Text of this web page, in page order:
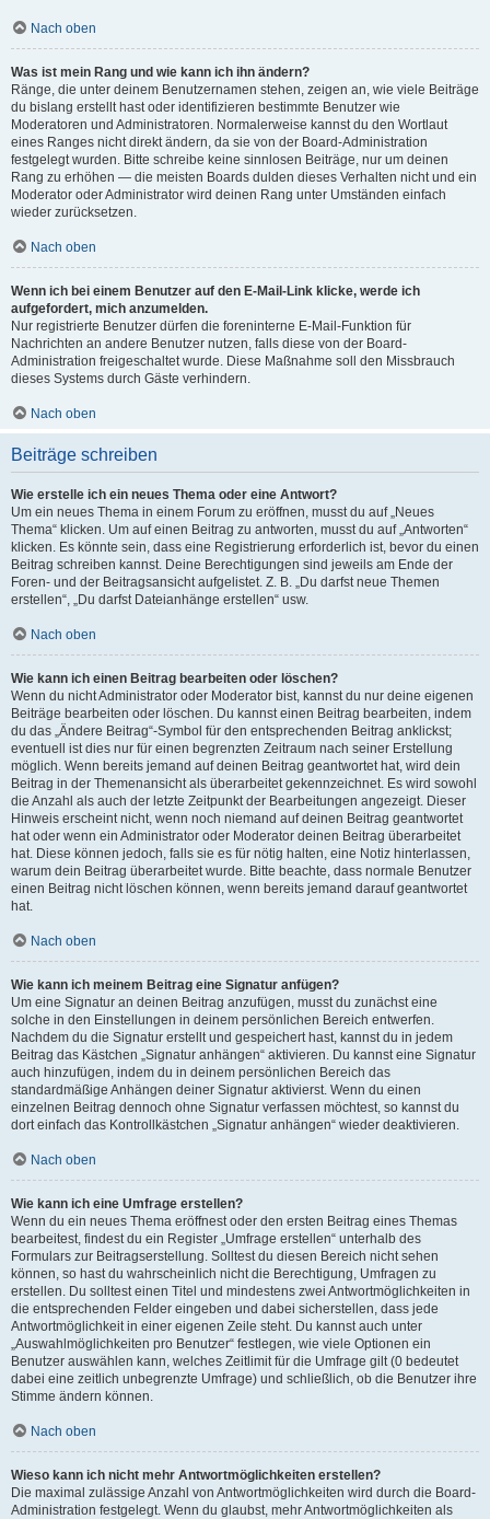
Nach oben
Was ist mein Rang und wie kann ich ihn ändern?
Ränge, die unter deinem Benutzernamen stehen, zeigen an, wie viele Beiträge
du bislang erstellt hast oder identifizieren bestimmte Benutzer wie
Moderatoren und Administratoren. Normalerweise kannst du den Wortlaut
eines Ranges nicht direkt ändern, da sie von der Board-Administration
festgelegt wurden. Bitte schreibe keine sinnlosen Beiträge, nur um deinen
Rang zu erhöhen — die meisten Boards dulden dieses Verhalten nicht und ein
Moderator oder Administrator wird deinen Rang unter Umständen einfach
wieder zurücksetzen.
Nach oben
Wenn ich bei einem Benutzer auf den E-Mail-Link klicke, werde ich
aufgefordert, mich anzumelden.
Nur registrierte Benutzer dürfen die foreninterne E-Mail-Funktion für
Nachrichten an andere Benutzer nutzen, falls diese von der Board-
Administration freigeschaltet wurde. Diese Maßnahme soll den Missbrauch
dieses Systems durch Gäste verhindern.
Nach oben
Beiträge schreiben
Wie erstelle ich ein neues Thema oder eine Antwort?
Um ein neues Thema in einem Forum zu eröffnen, musst du auf „Neues
Thema“ klicken. Um auf einen Beitrag zu antworten, musst du auf „Antworten“
klicken. Es könnte sein, dass eine Registrierung erforderlich ist, bevor du einen
Beitrag schreiben kannst. Deine Berechtigungen sind jeweils am Ende der
Foren- und der Beitragsansicht aufgelistet. Z. B. „Du darfst neue Themen
erstellen“, „Du darfst Dateianhänge erstellen“ usw.
Nach oben
Wie kann ich einen Beitrag bearbeiten oder löschen?
Wenn du nicht Administrator oder Moderator bist, kannst du nur deine eigenen
Beiträge bearbeiten oder löschen. Du kannst einen Beitrag bearbeiten, indem
du das „Ändere Beitrag“-Symbol für den entsprechenden Beitrag anklickst;
eventuell ist dies nur für einen begrenzten Zeitraum nach seiner Erstellung
möglich. Wenn bereits jemand auf deinen Beitrag geantwortet hat, wird dein
Beitrag in der Themenansicht als überarbeitet gekennzeichnet. Es wird sowohl
die Anzahl als auch der letzte Zeitpunkt der Bearbeitungen angezeigt. Dieser
Hinweis erscheint nicht, wenn noch niemand auf deinen Beitrag geantwortet
hat oder wenn ein Administrator oder Moderator deinen Beitrag überarbeitet
hat. Diese können jedoch, falls sie es für nötig halten, eine Notiz hinterlassen,
warum dein Beitrag überarbeitet wurde. Bitte beachte, dass normale Benutzer
einen Beitrag nicht löschen können, wenn bereits jemand darauf geantwortet
hat.
Nach oben
Wie kann ich meinem Beitrag eine Signatur anfügen?
Um eine Signatur an deinen Beitrag anzufügen, musst du zunächst eine
solche in den Einstellungen in deinem persönlichen Bereich entwerfen.
Nachdem du die Signatur erstellt und gespeichert hast, kannst du in jedem
Beitrag das Kästchen „Signatur anhängen“ aktivieren. Du kannst eine Signatur
auch hinzufügen, indem du in deinem persönlichen Bereich das
standardmäßige Anhängen deiner Signatur aktivierst. Wenn du einen
einzelnen Beitrag dennoch ohne Signatur verfassen möchtest, so kannst du
dort einfach das Kontrollkästchen „Signatur anhängen“ wieder deaktivieren.
Nach oben
Wie kann ich eine Umfrage erstellen?
Wenn du ein neues Thema eröffnest oder den ersten Beitrag eines Themas
bearbeitest, findest du ein Register „Umfrage erstellen“ unterhalb des
Formulars zur Beitragserstellung. Solltest du diesen Bereich nicht sehen
können, so hast du wahrscheinlich nicht die Berechtigung, Umfragen zu
erstellen. Du solltest einen Titel und mindestens zwei Antwortmöglichkeiten in
die entsprechenden Felder eingeben und dabei sicherstellen, dass jede
Antwortmöglichkeit in einer eigenen Zeile steht. Du kannst auch unter
„Auswahlmöglichkeiten pro Benutzer“ festlegen, wie viele Optionen ein
Benutzer auswählen kann, welches Zeitlimit für die Umfrage gilt (0 bedeutet
dabei eine zeitlich unbegrenzte Umfrage) und schließlich, ob die Benutzer ihre
Stimme ändern können.
Nach oben
Wieso kann ich nicht mehr Antwortmöglichkeiten erstellen?
Die maximal zulässige Anzahl von Antwortmöglichkeiten wird durch die Board-
Administration festgelegt. Wenn du glaubst, mehr Antwortmöglichkeiten als